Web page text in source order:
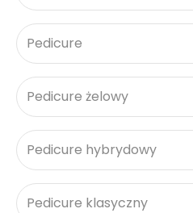
Pedicure
Pedicure żelowy
Pedicure hybrydowy
Pedicure klasyczny